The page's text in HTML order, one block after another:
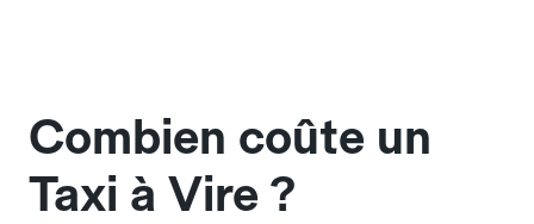
Combien coûte un
Taxi à Vire ?